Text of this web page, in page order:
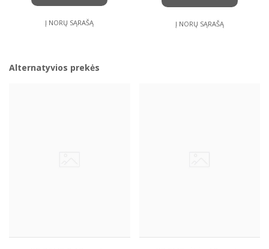
Į NORŲ SĄRAŠĄ Į NORŲ SĄRAŠĄ
Alternatyvios prekės